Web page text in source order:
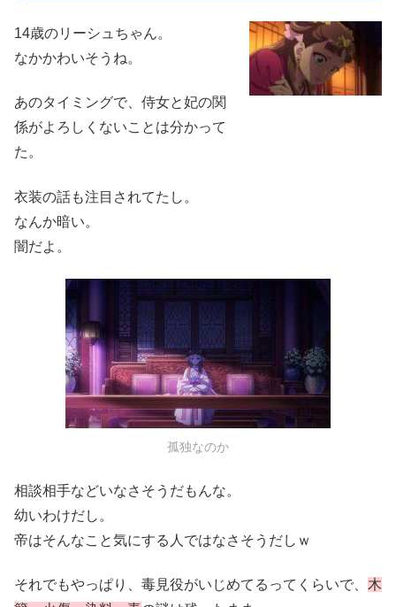
14歳のリーシュちゃん。
なかかわいそうね。
あのタイミングで、侍女と妃の関
係がよろしくないことは分かって
た。
衣装の話も注目されてたし。
なんか暗い。
闇だよ。
孤独なのか
相談相手などいなさそうだもんな。
幼いわけだし。
帝はそんなこと気にする人ではなさそうだしｗ
それでもやっぱり、毒見役がいじめてるってくらいで、 木